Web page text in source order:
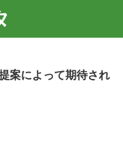
案によって期待され